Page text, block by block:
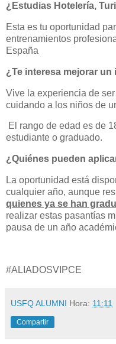
¿Estudias Hotelería,
Esta es tu oportunidad
entrenamientos
España
¿Te interesa mejorar un
Vive la experiencia de
cuidando a los niños de
El rango de edad es de
estudiante o graduado.
¿Quiénes pueden
La oportunidad está
cualquier año, aunque
quienes ya se han
realizar estas pasantías
pausa de un año
#ALIADOSVIPCE
USFQ ALUMNI Hora: 11:11
Compartir